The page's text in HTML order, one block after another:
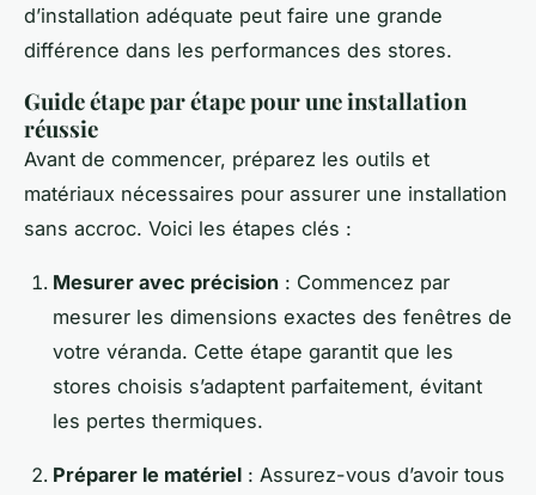
d’installation adéquate peut faire une grande
différence dans les performances des stores.
Guide étape par étape pour une installation
réussie
Avant de commencer, préparez les outils et
matériaux nécessaires pour assurer une installation
sans accroc. Voici les étapes clés :
Mesurer avec précision : Commencez par
mesurer les dimensions exactes des fenêtres de
votre véranda. Cette étape garantit que les
stores choisis s’adaptent parfaitement, évitant
les pertes thermiques.
Préparer le matériel : Assurez-vous d’avoir tous